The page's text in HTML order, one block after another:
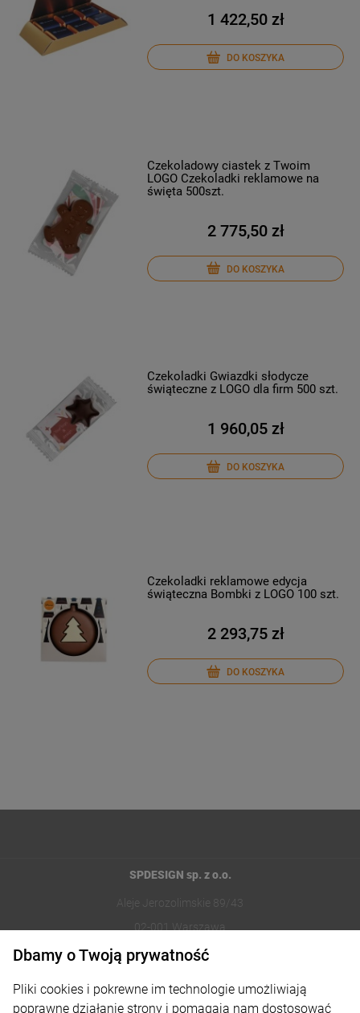
1 422,50 zł
DO KOSZYKA
Czekoladowy ciastek z Twoim
LOGO Czekoladki reklamowe na
święta 500szt.
2 775,50 zł
DO KOSZYKA
Czekoladki Gwiazdki słodycze
świąteczne z LOGO dla firm 500 szt.
1 960,05 zł
DO KOSZYKA
Czekoladki reklamowe edycja
świąteczna Bombki z LOGO 100 szt.
2 293,75 zł
DO KOSZYKA
SPDESIGN sp. z o.o.
Aleje Jerozolimskie 89/43
02-001 Warszawa
sklep@reklamydrukarnia.pl
Dbamy o Twoją prywatność
Pliki cookies i pokrewne im technologie umożliwiają
poprawne działanie strony i pomagają nam dostosować